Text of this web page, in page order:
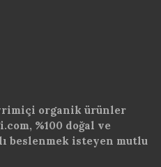
organik ürünler
%100 doğal ve
beslenmek isteyen mutlu